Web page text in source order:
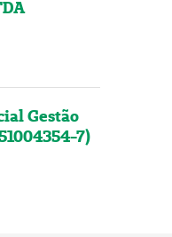
Gestão
7)